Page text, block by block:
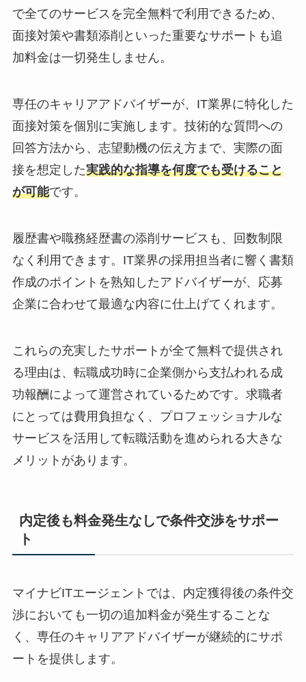
で全てのサービスを完全無料で利用できるため、
面接対策や書類添削といった重要なサポートも追
加料金は一切発生しません。
専任のキャリアアドバイザーが、 IT業界に特化した
面接対策を個別に実施します。技術的な質問への
回答方法から、志望動機の伝え方まで、実際の面
接を想定した実践的な指導を何度でも受けること
が可能です。
履歴書や職務経歴書の添削サービスも、
回数制限
なく利用 できます。IT業界の採用担当者に響く書類
作成のポイントを熟知したアドバイザーが、 応募
企業に合わせて最適な内容に仕上げて くれます。
これらの充実したサポートが全て無料で提供され
る理由は、 転職成功時に企業側から支払われる成
功報酬によって運営されているためです。求職者
にとっては費用負担なく、プロフェッショナルな
サービスを活用 して転職活動を進められる大きな
メリットがあります。
内定後も料金発生なしで条件交渉をサポー
ト
マイナビITエージェントでは、内定獲得後の条件交
渉においても一切の追加料金が発生することな
く 、専任のキャリアアドバイザーが継続的にサポ
ートを提供します。